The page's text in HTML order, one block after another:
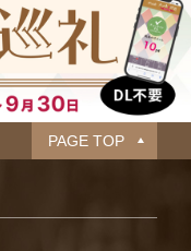
PAGE TOP